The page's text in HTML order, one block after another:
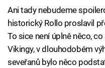
Ani tady nebudeme
historický Rollo proslavil
To sice není úplně něco,
Vikingy, v dlouhodobém
seveřanů bylo něco